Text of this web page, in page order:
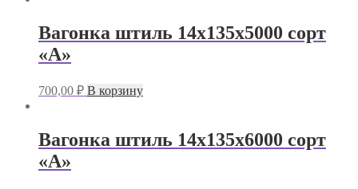
Вагонка штиль 14х135х5000 сорт
«А»
700,00 ₽ В корзину
Вагонка штиль 14х135х6000 сорт
«А»